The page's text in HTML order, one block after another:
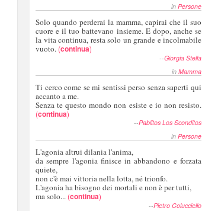
in Persone
Solo quando perderai la mamma, capirai che il suo
cuore e il tuo battevano insieme. E dopo, anche se
la vita continua, resta solo un grande e incolmabile
vuoto. (continua)
--Giorgia Stella
in Mamma
Ti cerco come se mi sentissi perso senza saperti qui
accanto a me.
Senza te questo mondo non esiste e io non resisto.
(continua)
--Pablitos Los Sconditos
in Persone
L'agonia altrui dilania l'anima,
da sempre l'agonia finisce in abbandono e forzata
quiete,
non c'è mai vittoria nella lotta, né trionfo.
L'agonia ha bisogno dei mortali e non è per tutti,
ma solo... (continua)
--Pietro Colucciello